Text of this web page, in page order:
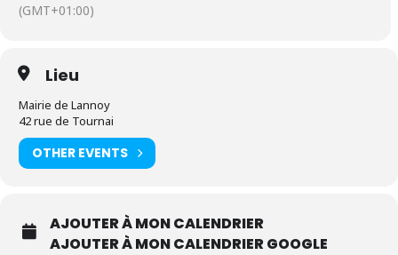
(GMT+01:00)
Lieu
Mairie de Lannoy
42 rue de Tournai
OTHER EVENTS
AJOUTER À MON CALENDRIER
AJOUTER À MON CALENDRIER GOOGLE